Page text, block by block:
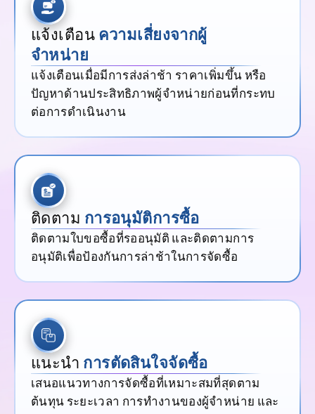
แจ้งเตือน ความเสี่ยงจากผู้
จำหน่าย
แจ้งเตือนเมื่อมีการส่งล่าช้า ราคาเพิ่มขึ้น หรือ
ปัญหาด้านประสิทธิภาพผู้จำหน่ายก่อนที่กระทบ
ต่อการดำเนินงาน
ติดตาม การอนุมัติการซื้อ
ติดตามใบขอซื้อที่รออนุมัติ และติดตามการ
อนุมัติเพื่อป้องกันการล่าช้าในการจัดซื้อ
แนะนำ การตัดสินใจจัดซื้อ
เสนอแนวทางการจัดซื้อที่เหมาะสมที่สุดตาม
ต้นทุน ระยะเวลา การทำงานของผู้จำหน่าย และ